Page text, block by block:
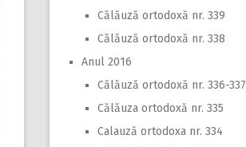
Călăuză ortodoxă nr. 339
Călăuză ortodoxă nr. 338
Anul 2016
Călăuză ortodoxă nr. 336-337
Călăuza ortodoxă nr. 335
Calauză ortodoxa nr. 334